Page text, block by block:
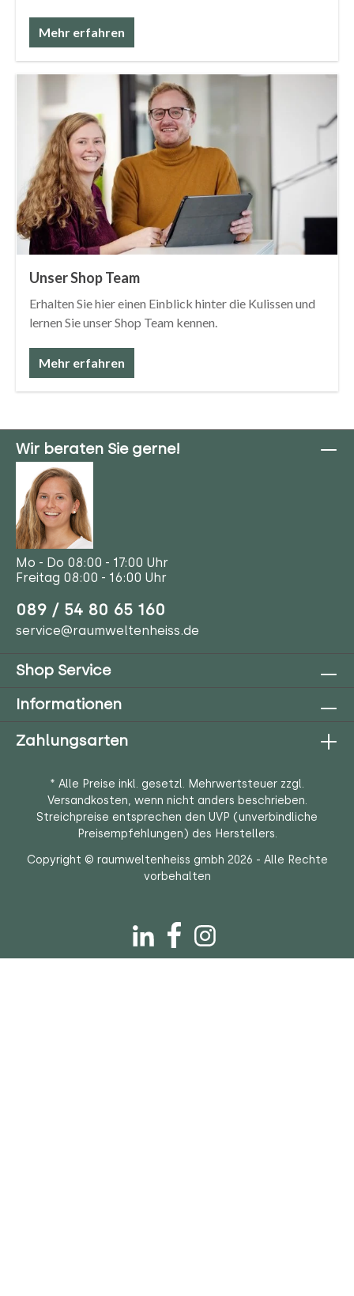
Mehr erfahren
Unser Shop Team
Erhalten Sie hier einen Einblick hinter die Kulissen und
lernen Sie unser Shop Team kennen.
Mehr erfahren
Wir beraten Sie gerne!
Mo - Do 08:00 - 17:00 Uhr
Freitag 08:00 - 16:00 Uhr
089 / 54 80 65 160
service@raumweltenheiss.de
Shop Service
Informationen
Zahlungsarten
* Alle Preise inkl. gesetzl. Mehrwertsteuer zzgl.
Versandkosten, wenn nicht anders beschrieben.
Streichpreise entsprechen den UVP (unverbindliche
Preisempfehlungen) des Herstellers.
Copyright © raumweltenheiss gmbh 2026 - Alle Rechte
vorbehalten